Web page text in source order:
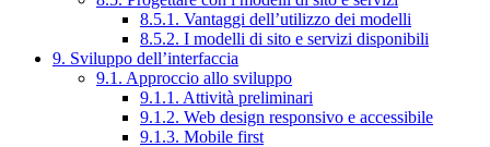
8.5.1. Vantaggi dell’utilizzo dei modelli
8.5.2. I modelli di sito e servizi disponibili
9. Sviluppo dell’interfaccia
9.1. Approccio allo sviluppo
9.1.1. Attività preliminari
9.1.2. Web design responsivo e accessibile
9.1.3. Mobile first